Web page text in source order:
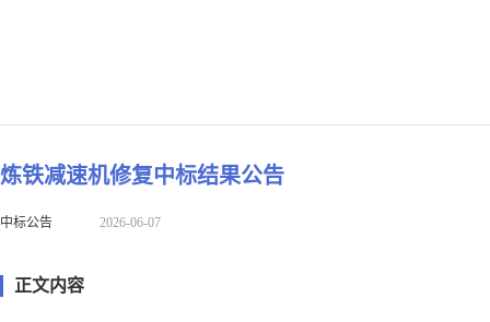
炼铁减速机修复中标结果公告
中标公告 2026-06-07
正文内容